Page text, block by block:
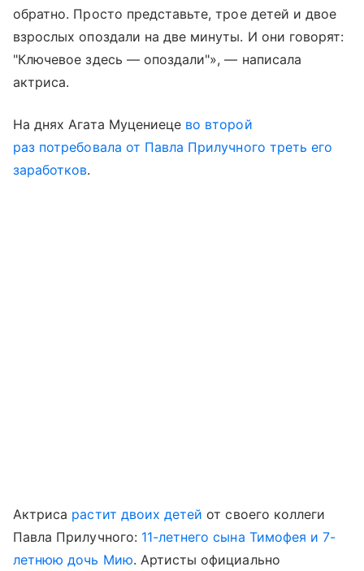
обратно. Просто представьте, трое детей и двое
взрослых опоздали на две минуты. И они говорят:
"Ключевое здесь — опоздали"», — написала
актриса.
На днях Агата Муцениеце во второй
раз потребовала от Павла Прилучного треть его
заработков.
Актриса растит двоих детей от своего коллеги
Павла Прилучного: 11-летнего сына Тимофея и 7-
летнюю дочь Мию. Артисты официально